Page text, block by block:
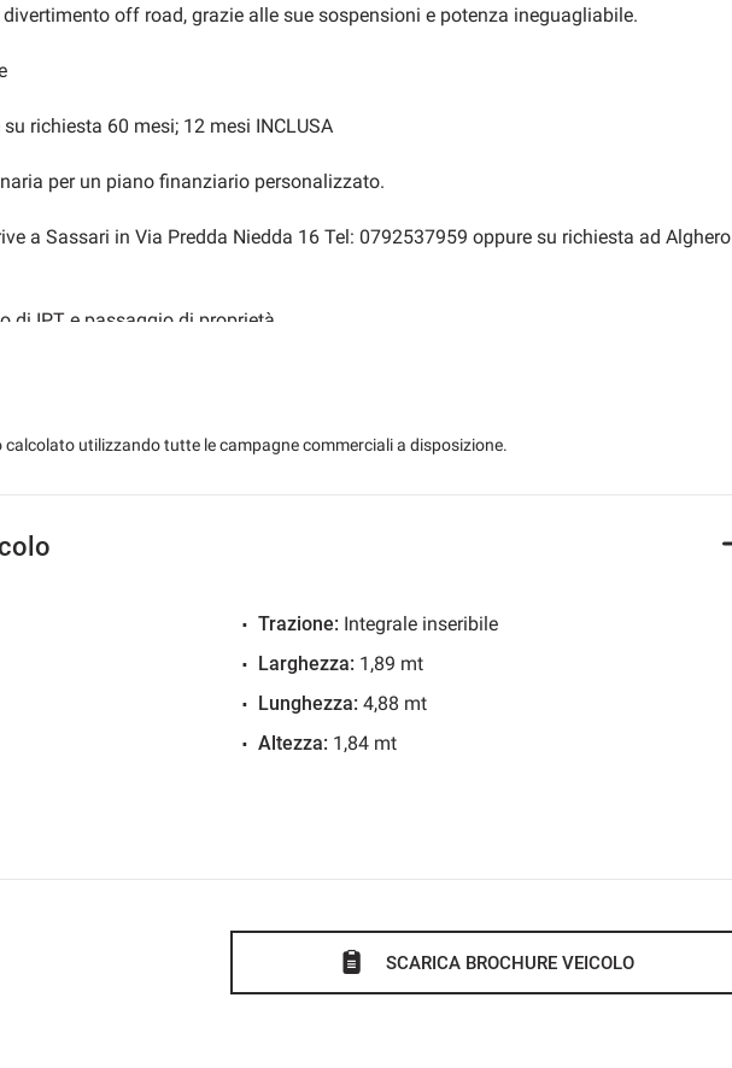
off road, grazie alle sue sospensioni e potenza ineguagliabile.
richiesta 60 mesi; 12 mesi INCLUSA
per un piano finanziario personalizzato.
a Sassari in Via Predda Niedda 16 Tel: 0792537959 oppure su richiesta ad Alghero
di IPT e passaggio di proprietà.
parco.
utilizzando tutte le campagne commerciali a disposizione.
Trazione: Integrale inseribile
Larghezza: 1,89 mt
Lunghezza: 4,88 mt
Altezza: 1,84 mt
SCARICA BROCHURE VEICOLO